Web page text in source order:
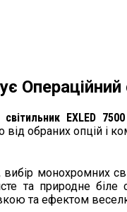
Операційний
світильник EXLED 7500
обраних опцій і
вибір монохромних
та природне
та ефектом